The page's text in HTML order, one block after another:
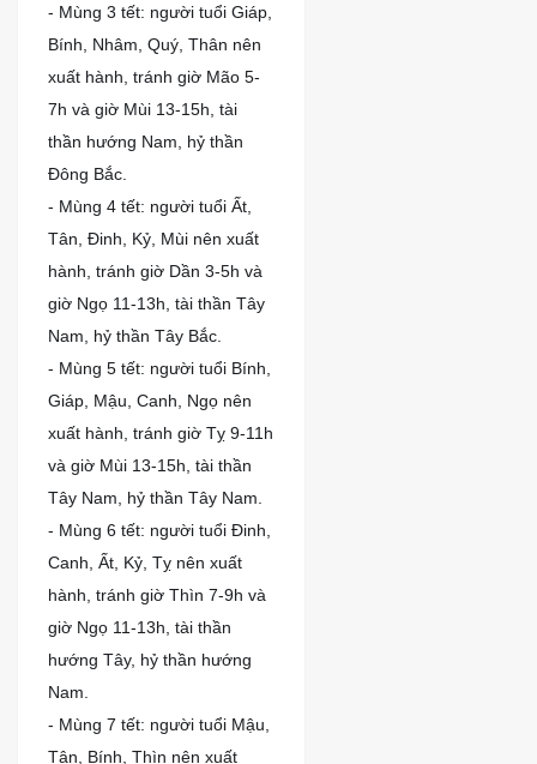
- Mùng 3 tết: người tuổi Giáp,
Bính, Nhâm, Quý, Thân nên
xuất hành, tránh giờ Mão 5-
7h và giờ Mùi 13-15h, tài
thần hướng Nam, hỷ thần
Đông Bắc.
- Mùng 4 tết: người tuổi Ất,
Tân, Đinh, Kỷ, Mùi nên xuất
hành, tránh giờ Dần 3-5h và
giờ Ngọ 11-13h, tài thần Tây
Nam, hỷ thần Tây Bắc.
- Mùng 5 tết: người tuổi Bính,
Giáp, Mậu, Canh, Ngọ nên
xuất hành, tránh giờ Tỵ 9-11h
và giờ Mùi 13-15h, tài thần
Tây Nam, hỷ thần Tây Nam.
- Mùng 6 tết: người tuổi Đinh,
Canh, Ất, Kỷ, Tỵ nên xuất
hành, tránh giờ Thìn 7-9h và
giờ Ngọ 11-13h, tài thần
hướng Tây, hỷ thần hướng
Nam.
- Mùng 7 tết: người tuổi Mậu,
Tân, Bính, Thìn nên xuất